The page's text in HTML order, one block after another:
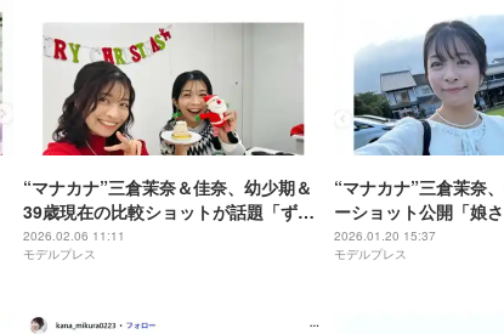
“マナカナ”三倉茉奈＆佳奈、幼少期＆
39歳現在の比較ショットが話題「ずっ
とそっくり」「ふたりっ子が懐かし
い」
2026.02.06 11:11
モデルプレス
“マナカナ”三倉茉奈
ーショット公開「娘
い」「素敵な親子時間
2026.01.20 15:37
モデルプレス